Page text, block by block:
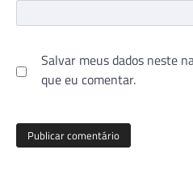
Salvar meus dados neste
que eu comentar.